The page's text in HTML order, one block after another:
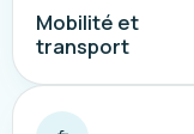
Mobilité et
transport